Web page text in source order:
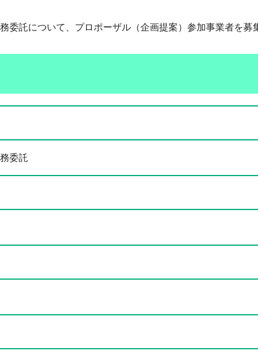
委託について、プロポーザル（企画提案）参加事業者を募
委託